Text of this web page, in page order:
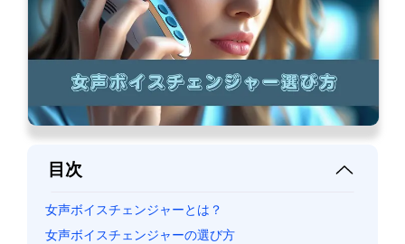
目次
女声ボイスチェンジャーとは？
女声ボイスチェンジャーの選び方